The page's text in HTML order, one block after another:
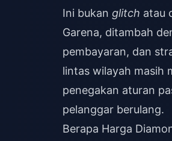
Ini bukan glitch atau
Garena, ditambah
pembayaran, dan
lintas wilayah masih
penegakan aturan
pelanggar berulang.
Berapa Harga